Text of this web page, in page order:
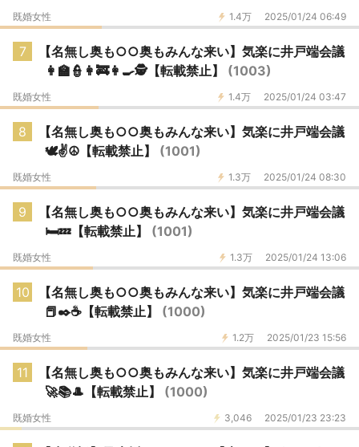
1.4万 2025/01/24 06:49
既婚女性
7
【名無し奥も○○奥もみんな来い】気楽に井戸端会議
👩‍🏫👮👩‍🚒👩‍🍳🕵️【転載禁止】 (1003)
1.4万 2025/01/24 03:47
既婚女性
8
【名無し奥も○○奥もみんな来い】気楽に井戸端会議
🕊️✌️☮️【転載禁止】 (1001)
1.3万 2025/01/24 08:30
既婚女性
9
【名無し奥も○○奥もみんな来い】気楽に井戸端会議
🛏️💤【転載禁止】 (1001)
1.3万 2025/01/24 13:06
既婚女性
10
【名無し奥も○○奥もみんな来い】気楽に井戸端会議
📕✒️☕️【転載禁止】 (1000)
1.2万 2025/01/23 15:56
既婚女性
11
【名無し奥も○○奥もみんな来い】気楽に井戸端会議
🚀📚🎩【転載禁止】 (1000)
3,046 2025/01/23 23:23
既婚女性